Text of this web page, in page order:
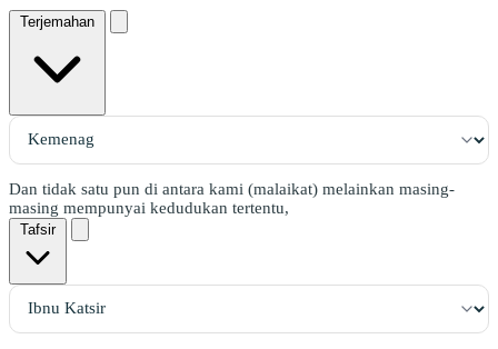
Terjemahan
Dan tidak satu pun di antara kami (malaikat) melainkan masing-
masing mempunyai kedudukan tertentu,
Tafsir